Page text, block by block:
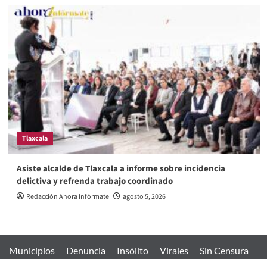
Tlaxcala
Asiste alcalde de Tlaxcala a informe sobre incidencia
delictiva y refrenda trabajo coordinado
Redacción Ahora Infórmate agosto 5, 2026
Municipios Denuncia Insólito Virales Sin Censura